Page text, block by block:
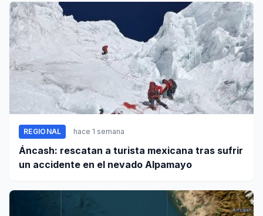
REGIONAL hace 1 semana
Áncash: rescatan a turista mexicana tras sufrir
un accidente en el nevado Alpamayo